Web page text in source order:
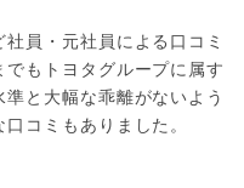
社員・元社員による口コミ
もトヨタグループに属す
と大幅な乖離がないよう
コミもありました。